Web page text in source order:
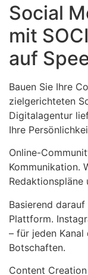
Social
mit
auf
Bauen Sie Ihre
zielgerichteten
Digitalagentur
Ihre
Online-
Kommunikation.
Basierend
Plattform.
– für jeden
Botschaften.
Content